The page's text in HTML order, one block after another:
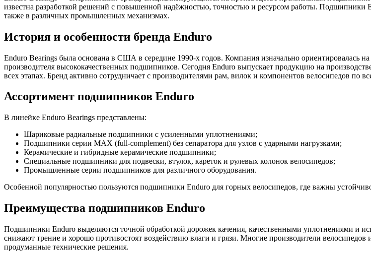
известна разработкой решений с повышенной надёжностью, точностью и ресурсом работы. Подшипники
также в различных промышленных механизмах.
История и особенности бренда Enduro
Enduro Bearings была основана в США в середине 1990-х годов. Компания изначально ориентировалась
производителя высококачественных подшипников. Сегодня Enduro выпускает продукцию на
всех этапах. Бренд активно сотрудничает с производителями рам, вилок и компонентов велосипедов по
Ассортимент подшипников Enduro
В линейке Enduro Bearings представлены:
Шариковые радиальные подшипники с усиленными уплотнениями;
Подшипники серии MAX (full-complement) без сепаратора для узлов с ударными нагрузками;
Керамические и гибридные керамические подшипники;
Специальные подшипники для подвески, втулок, кареток и рулевых колонок велосипедов;
Промышленные серии подшипников для различного оборудования.
Особенной популярностью пользуются подшипники Enduro для горных велосипедов, где важны
Преимущества подшипников Enduro
Подшипники Enduro выделяются точной обработкой дорожек качения, качественными уплотнениями и
снижают трение и хорошо противостоят воздействию влаги и грязи. Многие производители
продуманные технические решения.